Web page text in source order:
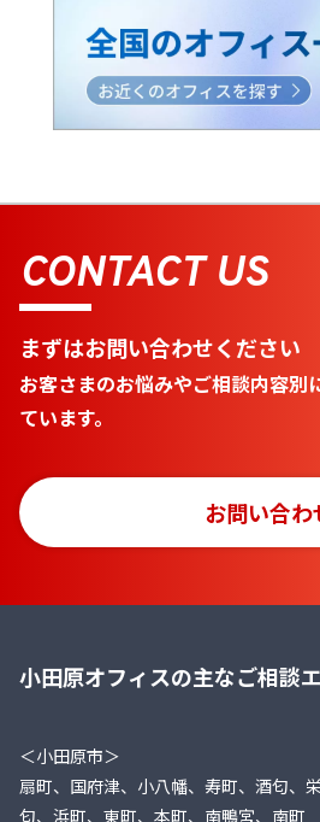
CONTACT US
まずはお問い合わせください
お客さまのお悩みやご相談内容別
ています。
お問い合わ
小田原オフィスの主なご相談
＜小田原市＞
扇町、国府津、小八幡、寿町、酒匂、
匂、浜町、東町、本町、南鴨宮、南町